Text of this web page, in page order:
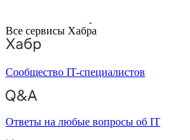
Все сервисы Хабра
Сообщество IT-специалистов
Ответы на любые вопросы об IT